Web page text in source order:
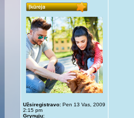
Užsiregistravo: Pen 13 Vas, 2009
2:15 pm
Grynųjų: